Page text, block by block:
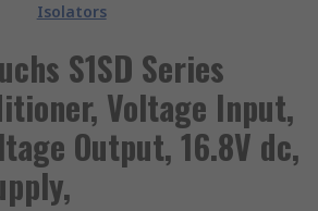
Isolators
S1SD Series
Voltage Input,
Output, 16.8V dc,